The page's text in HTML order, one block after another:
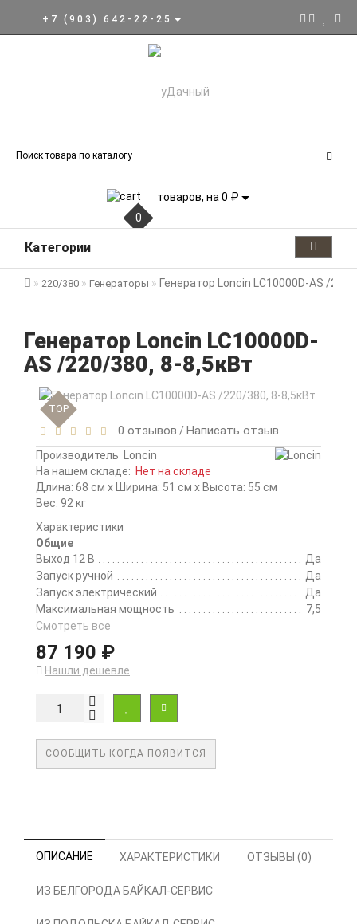
+7 (903) 642-22-25
0
товаров, на 0 ₽
Категории
220/380 Генераторы Генератор Loncin LC10000D-AS /
Генератор Loncin LC10000D-
AS /220/380, 8-8,5кВт
TOP
0 отзывов /Написать отзыв
Производитель Loncin
На нашем складе: Нет на складе
Длина: 68 см x Ширина: 51 см x Высота: 55 см
Вес: 92 кг
Характеристики
Общие
Выход 12 В
Да
Запуск ручной
Да
Запуск электрический
Да
Максимальная мощность
7,5
Смотреть все
87 190 ₽
Нашли дешевле
СООБЩИТЬ КОГДА ПОЯВИТСЯ
ОПИСАНИЕ ХАРАКТЕРИСТИКИ ОТЗЫВЫ (0)
ИЗ БЕЛГОРОДА БАЙКАЛ-СЕРВИС